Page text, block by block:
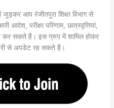
जुड़कर आप रंजीतपुरा शिक्षा विभाग से
आदेश, परीक्षा परिणाम, छात्रवृत्तियां,
कर सकते हैं। इस ग्रुप में शामिल होकर
से अपडेट रह सकते हैं।